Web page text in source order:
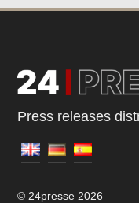
Press releases
© 24presse 2026